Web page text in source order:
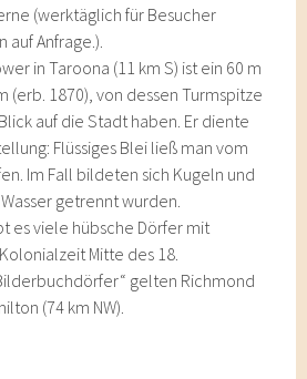
(werktäglich für Besucher
auf Anfrage.).
in Taroona (11 km S) ist ein 60 m
(erb. 1870), von dessen Turmspitze
auf die Stadt haben. Er diente
Flüssiges Blei ließ man vom
Im Fall bildeten sich Kugeln und
getrennt wurden.
es viele hübsche Dörfer mit
Mitte des 18.
gelten Richmond
(74 km NW).